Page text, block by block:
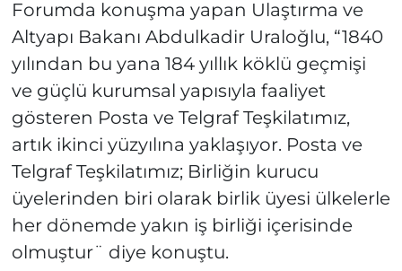
Forumda konuşma yapan Ulaştırma ve
Altyapı Bakanı Abdulkadir Uraloğlu, “1840
yılından bu yana 184 yıllık köklü geçmişi
ve güçlü kurumsal yapısıyla faaliyet
gösteren Posta ve Telgraf Teşkilatımız,
artık ikinci yüzyılına yaklaşıyor. Posta ve
Telgraf Teşkilatımız; Birliğin kurucu
üyelerinden biri olarak birlik üyesi ülkelerle
her dönemde yakın iş birliği içerisinde
olmuştur¨ diye konuştu.